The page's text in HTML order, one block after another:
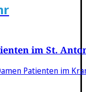
im St.
Patienten im